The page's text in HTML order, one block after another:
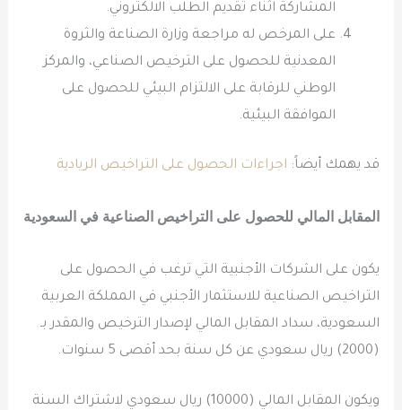
المشاركة اثناء تقديم الطلب الالكتروني.
على المرخص له مراجعة وزارة الصناعة والثروة
المعدنية للحصول على الترخيص الصناعي، والمركز
الوطني للرقابة على الالتزام البيئي للحصول على
الموافقة البيئية.
قد يهمك أيضاً: اجراءات الحصول على التراخيص الريادية
المقابل المالي للحصول على التراخيص الصناعية في السعودية
يكون على الشركات الأجنبية التي ترغب في الحصول على
التراخيص الصناعية للاستثمار الأجنبي في المملكة العربية
السعودية، سداد المقابل المالي لإصدار الترخيص والمقدر بـ
(2000) ريال سعودي عن كل سنة بحد أقصى 5 سنوات.
ويكون المقابل المالي (10000) ريال سعودي لاشتراك السنة